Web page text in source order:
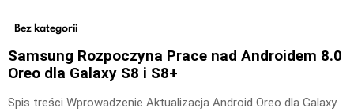
Bez kategorii
Samsung Rozpoczyna Prace nad Androidem 8.0
Oreo dla Galaxy S8 i S8+
Spis treści Wprowadzenie Aktualizacja Android Oreo dla Galaxy